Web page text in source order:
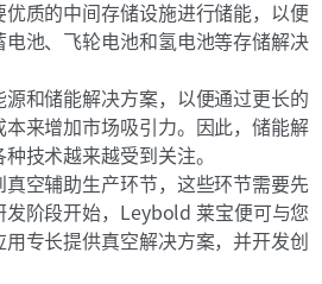
质的中间存储设施进行储能，以便
池、飞轮电池和氢电池等存储解决
和储能解决方案，以便通过更长的
来增加市场吸引力。因此，储能解
技术越来越受到关注。
空辅助生产环节，这些环节需要先
阶段开始，Leybold 莱宝便可与您
专长提供真空解决方案，并开发创